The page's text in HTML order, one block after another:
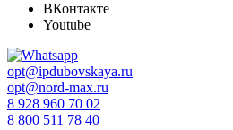
ВКонтакте
Youtube
opt@ipdubovskaya.ru
opt@nord-max.ru
8 928 960 70 02
8 800 511 78 40